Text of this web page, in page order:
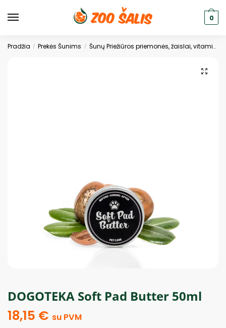
0
Pradžia / Prekės Šunims / Šunų Priežiūros priemonės, žaislai, vitaminai
DOGOTEKA Soft Pad Butter 50ml
18,15 € su PVM